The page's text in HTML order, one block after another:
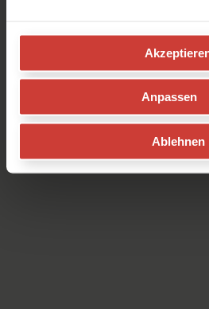
Anpassen
Ablehnen
- wärmt und
vonMelanie